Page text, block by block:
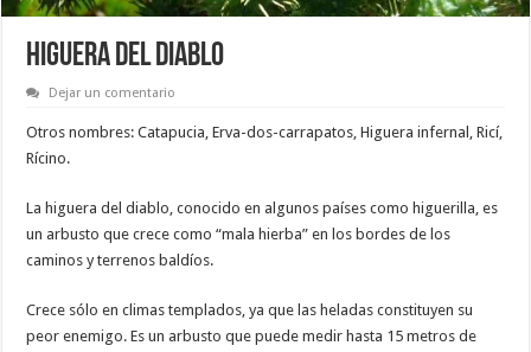
HIGUERA DEL DIABLO
Dejar un comentario
Otros nombres: Catapucia, Erva-dos-carrapatos, Higuera infernal, Ricí,
Rícino.
La higuera del diablo, conocido en algunos países como higuerilla, es
un arbusto que crece como “mala hierba” en los bordes de los
caminos y terrenos baldíos.
Crece sólo en climas templados, ya que las heladas constituyen su
peor enemigo. Es un arbusto que puede medir hasta 15 metros de